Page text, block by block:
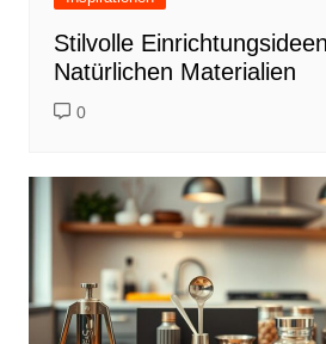
Stilvolle
Natürlichen Materialien
0